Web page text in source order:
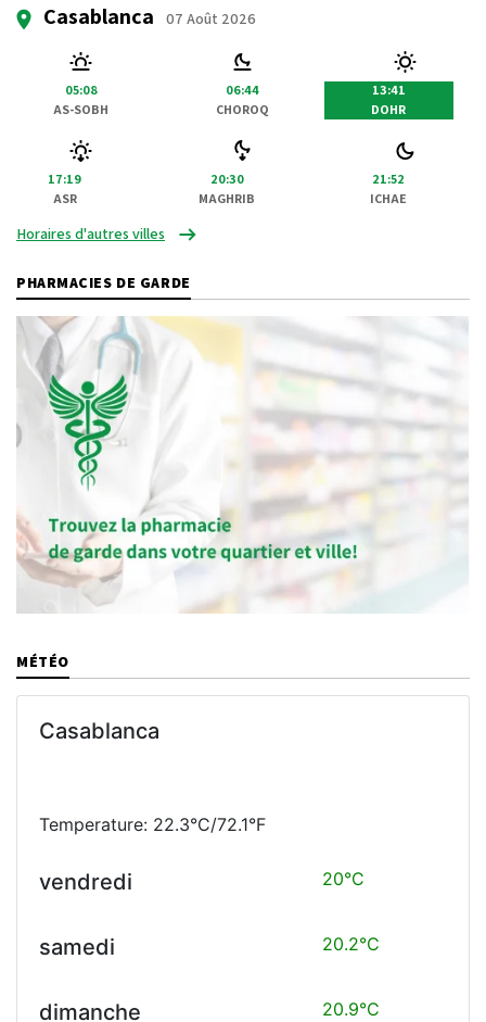
Casablanca 07 Août 2026
05:08
AS-SOBH
06:44
CHOROQ
13:41
DOHR
17:19
ASR
20:30
MAGHRIB
21:52
ICHAE
Horaires d'autres villes
PHARMACIES DE GARDE
MÉTÉO
Casablanca
Temperature: 22.3°C/72.1°F
vendredi 20°C
samedi 20.2°C
dimanche 20.9°C